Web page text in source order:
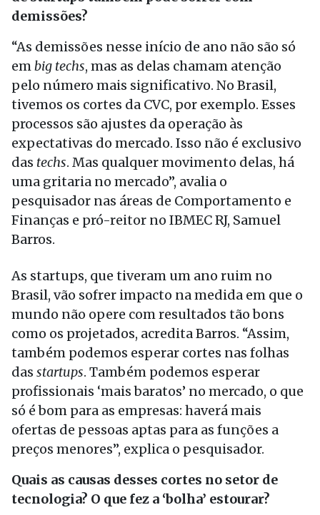
demissões?
“As demissões nesse início de ano não são só
embig techs, mas as delas chamam atenção
pelo número mais significativo. No Brasil,
tivemos os cortes da CVC, por exemplo. Esses
processos são ajustes da operação às
expectativas do mercado. Isso não é exclusivo
das techs. Mas qualquer movimento delas, há
uma gritaria no mercado”, avalia o
pesquisador nas áreas de Comportamento e
Finanças e pró-reitor no IBMEC RJ, Samuel
Barros.
As startups, que tiveram um ano ruim no
Brasil, vão sofrer impacto na medida em que o
mundo não opere com resultados tão bons
como os projetados, acredita Barros. “Assim,
também podemos esperar cortes nas folhas
das startups. Também podemos esperar
profissionais ‘mais baratos’ no mercado, o que
só é bom para as empresas: haverá mais
ofertas de pessoas aptas para as funções a
preços menores”, explica o pesquisador.
Quais as causas desses cortes no setor de
tecnologia? O que fez a ‘bolha’ estourar?